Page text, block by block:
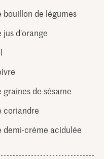
bouillon de légumes
jus d'orange
graines de sésame
coriandre
demi-crème acidulée